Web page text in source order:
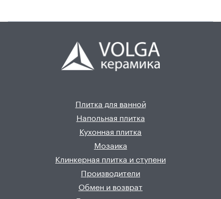
Плитка для ванной
Напольная плитка
Кухонная плитка
Мозаика
Клинкерная плитка и ступени
Производители
Обмен и возврат